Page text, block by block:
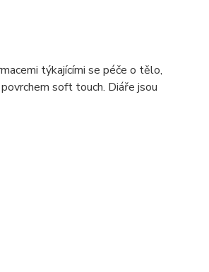
týkajícími se péče o tělo,
soft touch. Diáře jsou